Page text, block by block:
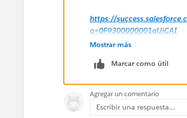
https://
g=0F9300000001qUiCAI
Jayson
Mostrar más
Marcar como útil
Agregar un comentario
Escribir una respuesta...